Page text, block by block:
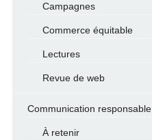
Campagnes
Commerce équitable
Lectures
Revue de web
Communication responsable
À retenir